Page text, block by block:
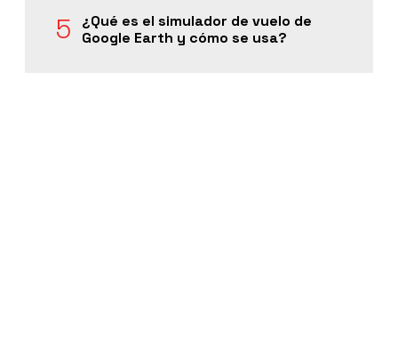
¿Qué es el simulador de vuelo de
Google Earth y cómo se usa?